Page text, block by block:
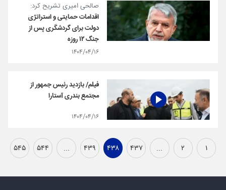
صالحی امیری تشریح کرد:
اقدامات حمایتی و استراتژی
دولت برای گردشگری پس از
جنگ ۱۲ روزه
۱۴۰۴/۰۴/۱۶
فیلم/ بازدید رئیس جمهور از
مجتمع بندری آستارا
۱۴۰۴/۰۴/۱۶
۱ ۲ ... ۴۳۷ ۴۳۸ ۴۳۹ ... ۵۴۴ ۵۴۵